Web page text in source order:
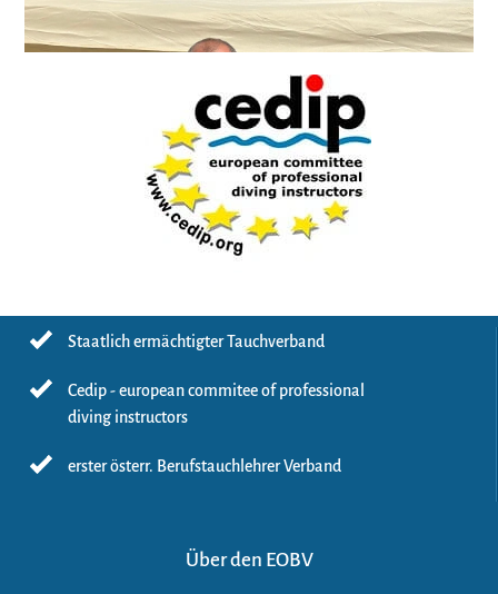
FK-V Examination Längsee
Staatlich ermächtigter Tauchverband
Cedip - european commitee of professional
diving instructors
erster österr. Berufstauchlehrer Verband
Über den EOBV